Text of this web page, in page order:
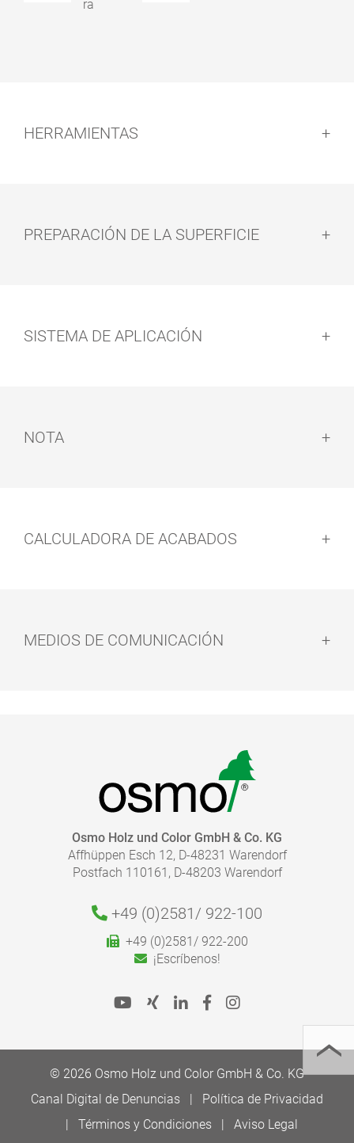
HERRAMIENTAS
PREPARACIÓN DE LA SUPERFICIE
SISTEMA DE APLICACIÓN
NOTA
CALCULADORA DE ACABADOS
Con nuestra calculadora de acabados, puede calcular
de forma rápida y fácil la cantidad de recubrimiento
Le rogamos que siga nuestras instrucciones de
aplicación de las Fichas de Producto para una
aplicación correcta.
MEDIOS DE COMUNICACIÓN
IR A LA MEDIATHECA
Osmo Holz und Color GmbH & Co. KG
Affhüppen Esch 12, D-48231 Warendorf
Postfach 110161, D-48203 Warendorf
+49 (0)2581/ 922-100
+49 (0)2581/ 922-200
¡Escríbenos!
© 2026 Osmo Holz und Color GmbH & Co. KG
Canal Digital de Denuncias
Política de Privacidad
Términos y Condiciones
Aviso Legal